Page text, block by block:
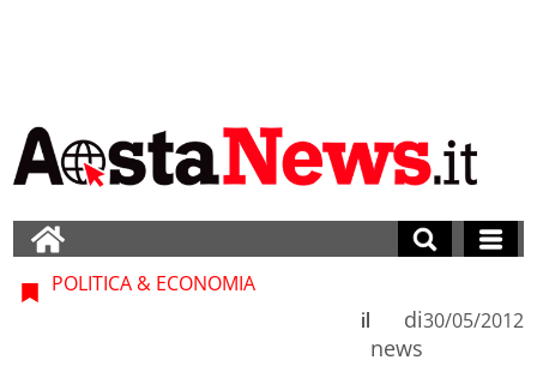
POLITICA & ECONOMIA
di
news
il 30/05/2012